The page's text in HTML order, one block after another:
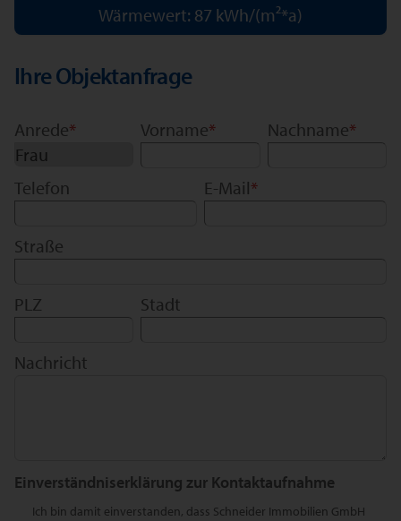
Wärmewert: 87 kWh/(m²*a)
Ihre Objektanfrage
Anrede* Vorname* Nachname*
Telefon E-Mail*
Straße
PLZ Stadt
Nachricht
Einverständniserklärung zur Kontaktaufnahme
Ich bin damit einverstanden, dass Schneider Immobilien GmbH